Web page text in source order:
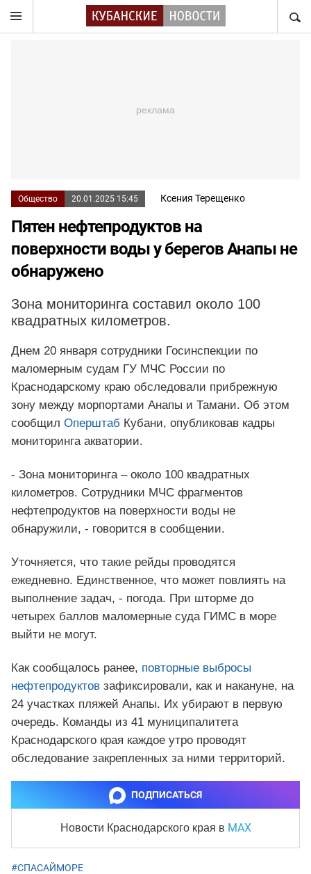
Общество 20.01.2025 15:45 Ксения Терещенко
Пятен нефтепродуктов на
поверхности воды у берегов Анапы не
обнаружено
Зона мониторинга составил около 100
квадратных километров.
Днем 20 января сотрудники Госинспекции по
маломерным судам ГУ МЧС России по
Краснодарскому краю обследовали прибрежную
зону между морпортами Анапы и Тамани. Об этом
сообщил Оперштаб Кубани, опубликовав кадры
мониторинга акватории.
- Зона мониторинга – около 100 квадратных
километров. Сотрудники МЧС фрагментов
нефтепродуктов на поверхности воды не
обнаружили, - говорится в сообщении.
Уточняется, что такие рейды проводятся
ежедневно. Единственное, что может повлиять на
выполнение задач, - погода. При шторме до
четырех баллов маломерные суда ГИМС в море
выйти не могут.
Как сообщалось ранее, повторные выбросы
нефтепродуктов зафиксировали, как и накануне, на
24 участках пляжей Анапы. Их убирают в первую
очередь. Команды из 41 муниципалитета
Краснодарского края каждое утро проводят
обследование закрепленных за ними территорий.
ПОДПИСАТЬСЯ
Новости Краснодарского края в MAX
#СПАСАЙМОРЕ